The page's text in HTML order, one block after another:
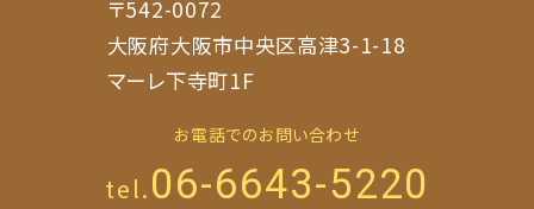
〒542-0072
大阪府大阪市中央区高津3-1-18
マーレ下寺町1F
お電話でのお問い合わせ
tel.06-6643-5220